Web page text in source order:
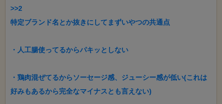
>>2
特定ブランド名とか抜きにしてまずいやつの共通点
・人工腸使ってるからパキッとしない
・鶏肉混ぜてるからソーセージ感、ジューシー感が低い(これは
好みもあるから完全なマイナスとも言えない)